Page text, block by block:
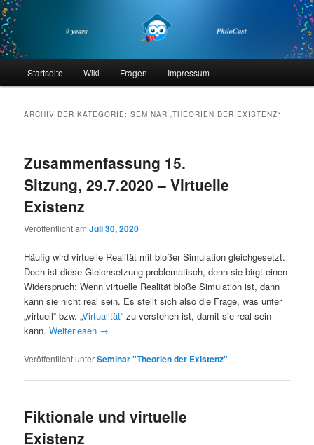
Zum
primären
Inhalt
springen
Zum
sekundären
Inhalt
springenphilocast
Startseite Wiki Fragen Impressum
ARCHIV DER KATEGORIE:SEMINAR „THEORIEN DER EXISTENZ“
Zusammenfassung 15.
Sitzung, 29.7.2020 – Virtuelle
Existenz
Veröffentlicht amJuli 30, 2020
Häufig wird virtuelle Realität mit bloßer Simulation gleichgesetzt.
Doch ist diese Gleichsetzung problematisch, denn sie birgt einen
Widerspruch: Wenn virtuelle Realität bloße Simulation ist, dann
kann sie nicht real sein. Es stellt sich also die Frage, was unter
„virtuell“ bzw. „Virtualität“ zu verstehen ist, damit sie real sein
kann.Weiterlesen →
Veröffentlicht unterSeminar "Theorien der Existenz"
Fiktionale und virtuelle
Existenz